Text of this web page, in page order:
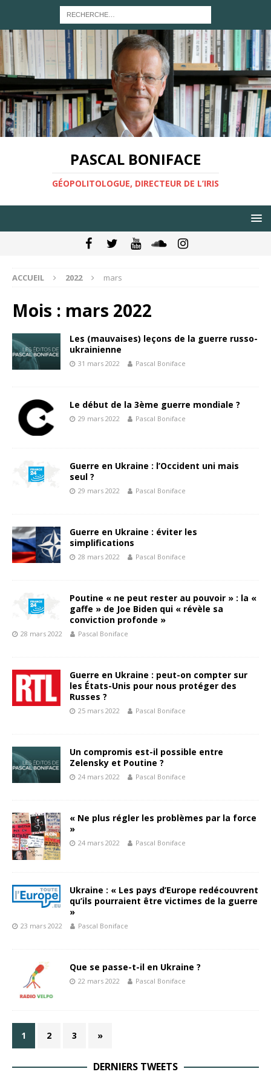
PASCAL BONIFACE
GÉOPOLITOLOGUE, DIRECTEUR DE L’IRIS
ACCUEIL 2022 mars
Mois : mars 2022
Les (mauvaises) leçons de la guerre russo-
ukrainienne
31 mars 2022 Pascal Boniface
Le début de la 3ème guerre mondiale ?
29 mars 2022 Pascal Boniface
Guerre en Ukraine : l’Occident uni mais
seul ?
29 mars 2022 Pascal Boniface
Guerre en Ukraine : éviter les
simplifications
28 mars 2022 Pascal Boniface
Poutine « ne peut rester au pouvoir » : la «
gaffe » de Joe Biden qui « révèle sa
conviction profonde »
28 mars 2022 Pascal Boniface
Guerre en Ukraine : peut-on compter sur
les États-Unis pour nous protéger des
Russes ?
25 mars 2022 Pascal Boniface
Un compromis est-il possible entre
Zelensky et Poutine ?
24 mars 2022 Pascal Boniface
« Ne plus régler les problèmes par la force
»
24 mars 2022 Pascal Boniface
Ukraine : « Les pays d’Europe redécouvrent
qu’ils pourraient être victimes de la guerre
»
23 mars 2022 Pascal Boniface
Que se passe-t-il en Ukraine ?
22 mars 2022 Pascal Boniface
1 2 3 »
DERNIERS TWEETS